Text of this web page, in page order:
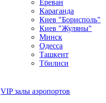
Ереван
Караганда
Киев "Борисполь"
Киев "Жуляны"
Минск
Одесса
Ташкент
Тбилиси
VIP залы аэропортов